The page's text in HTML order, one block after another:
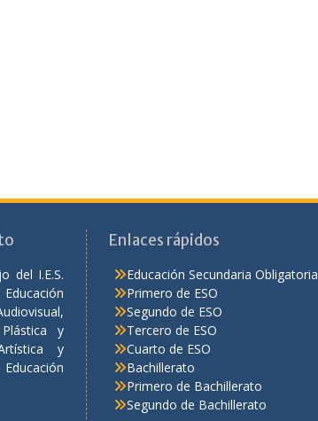
del I.E.S.
y
y
Enlaces rápidos
Educación Secundaria Obligatoria
Primero de ESO
Segundo de ESO
Tercero de ESO
Cuarto de ESO
Bachillerato
Primero de Bachillerato
Segundo de Bachillerato